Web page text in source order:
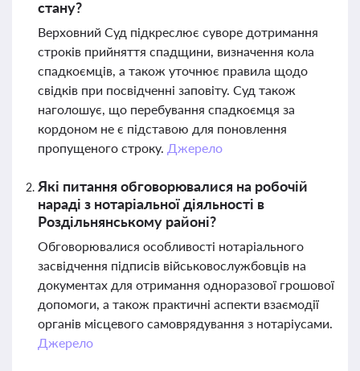
стану?
Верховний Суд підкреслює суворе дотримання
строків прийняття спадщини, визначення кола
спадкоємців, а також уточнює правила щодо
свідків при посвідченні заповіту. Суд також
наголошує, що перебування спадкоємця за
кордоном не є підставою для поновлення
пропущеного строку. Джерело
Які питання обговорювалися на робочій
нараді з нотаріальної діяльності в
Роздільнянському районі?
Обговорювалися особливості нотаріального
засвідчення підписів військовослужбовців на
документах для отримання одноразової грошової
допомоги, а також практичні аспекти взаємодії
органів місцевого самоврядування з нотаріусами.
Джерело